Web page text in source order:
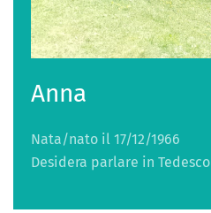
Anna
Nata/nato il 17/12/1966
Desidera parlare in Tedesco